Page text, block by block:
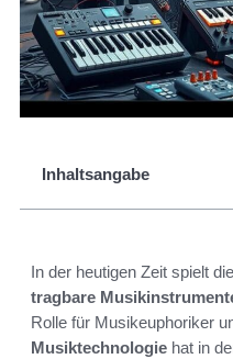
Inhaltsangabe
In der heutigen Zeit spielt
tragbare
Rolle für Musikeuphoriker
Musiktechnologie hat in